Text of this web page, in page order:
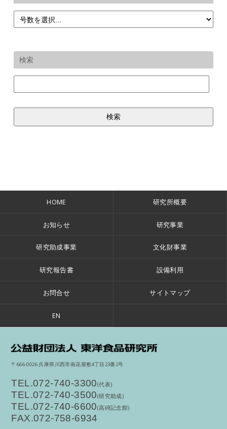
検索
HOME 研究所概要
お知らせ 研究事業
研究助成事業 文化財事業
研究報告書 設備利用
お問合せ サイトマップ
EN
〒666-0026 兵庫県川西市南花屋敷4丁目23番2号
TEL.072-740-3300(代表)
TEL.072-740-3500(研究助成)
TEL.072-740-6600(高碕記念館)
FAX.072-758-6934